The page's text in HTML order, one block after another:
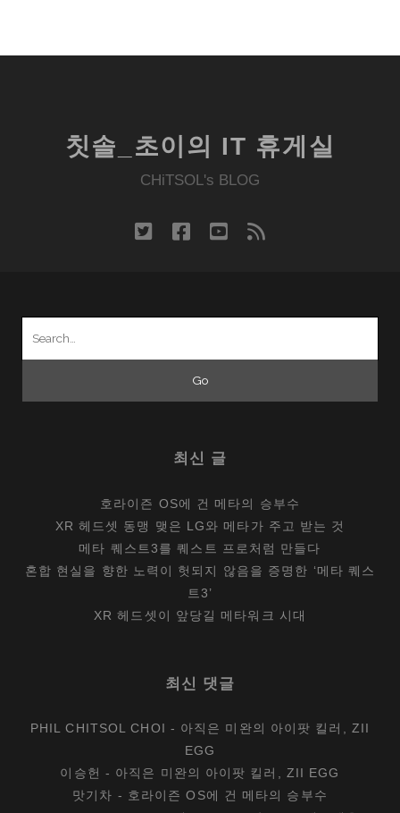
칫솔_초이의 IT 휴게실
CHiTSOL's BLOG
twitterfacebook
youtube
rss
최신 글
호라이즌 OS에 건 메타의 승부수
XR 헤드셋 동맹 맺은 LG와 메타가 주고 받는 것
메타 퀘스트3를 퀘스트 프로처럼 만들다
혼합 현실을 향한 노력이 헛되지 않음을 증명한 ‘메타 퀘스
트3’
XR 헤드셋이 앞당길 메타워크 시대
최신 댓글
PHIL CHITSOL CHOI - 아직은 미완의 아이팟 킬러, ZII
EGG
이승헌 - 아직은 미완의 아이팟 킬러, ZII EGG
맛기차 - 호라이즌 OS에 건 메타의 승부수